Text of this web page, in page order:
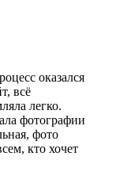
оказался
всё
легко.
фотографии
фото
кто хочет